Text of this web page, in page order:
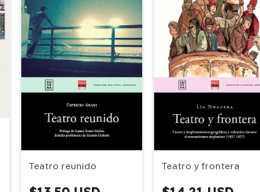
Teatro reunido Teatro y frontera